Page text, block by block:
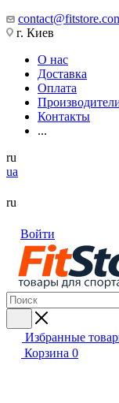
г. Киев
О нас
Доставка
Оплата
Контакты
...
ru
ua
ru
Войти
Избранные
Корзина 0